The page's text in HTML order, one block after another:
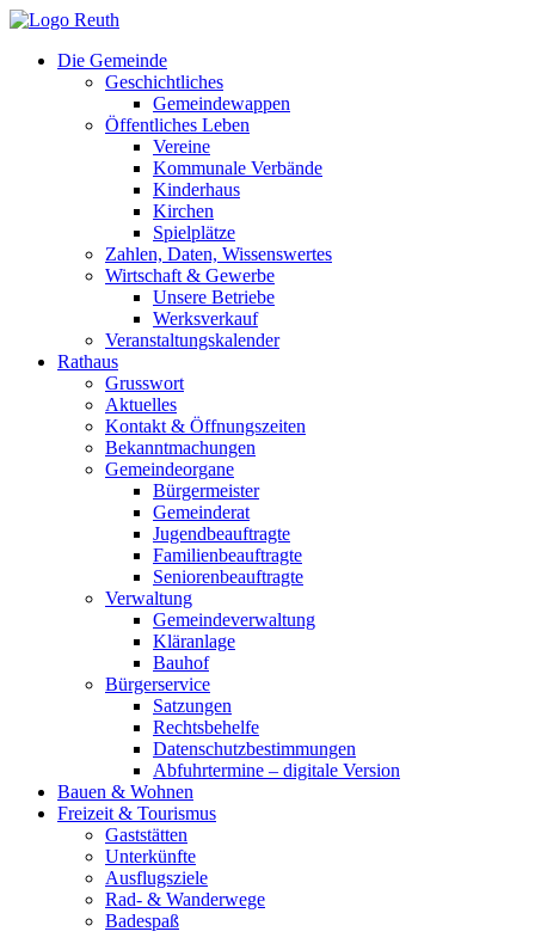
Zum
springenDie Gemeinde
Geschichtliches
Gemeindewappen
Öffentliches Leben
Vereine
Kommunale Verbände
Kinderhaus
Kirchen
Spielplätze
Zahlen, Daten, Wissenswertes
Wirtschaft & Gewerbe
Unsere Betriebe
Werksverkauf
Veranstaltungskalender
Rathaus
Grusswort
Aktuelles
Kontakt & Öffnungszeiten
Bekanntmachungen
Gemeindeorgane
Bürgermeister
Gemeinderat
Jugendbeauftragte
Familienbeauftragte
Seniorenbeauftragte
Verwaltung
Gemeindeverwaltung
Kläranlage
Bauhof
Bürgerservice
Satzungen
Rechtsbehelfe
Datenschutzbestimmungen
Abfuhrtermine – digitale Version
Bauen & Wohnen
Freizeit & Tourismus
Gaststätten
Unterkünfte
Ausflugsziele
Rad- & Wanderwege
Badespaß